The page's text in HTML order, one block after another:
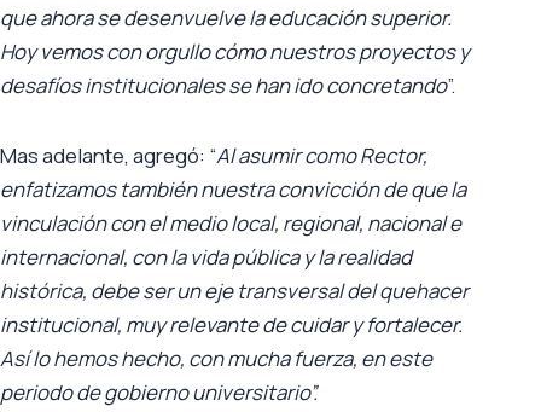
que ahora se desenvuelve la educación superior.
Hoy vemos con orgullo cómo nuestros proyectos y
desafíos institucionales se han ido concretando”.
Mas adelante, agregó: “Al asumir como Rector,
enfatizamos también nuestra convicción de que la
vinculación con el medio local, regional, nacional e
internacional, con la vida pública y la realidad
histórica, debe ser un eje transversal del quehacer
institucional, muy relevante de cuidar y fortalecer.
Así lo hemos hecho, con mucha fuerza, en este
periodo de gobierno universitario”.